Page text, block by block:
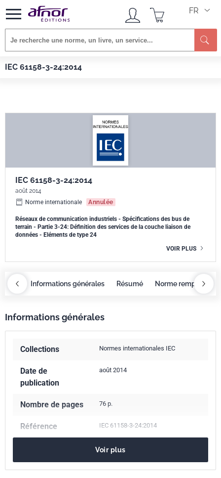
FR
IEC 61158-3-24:2014
Afnor EDITIONS Normes
IEC 61158-3-24:2014
août 2014
Norme internationale
Annulée
Réseaux de communication industriels - Spécifications des bus de
terrain - Partie 3-24: Définition des services de la couche liaison de
données - Eléments de type 24
VOIR PLUS
Informations générales Résumé Norme remplacée
Informations générales
Collections Normes internationales IEC
Date de
publication
août 2014
Nombre de pages 76 p.
Référence IEC 61158-3-24:2014
35.100.20Couche liaison de données
Voir plus